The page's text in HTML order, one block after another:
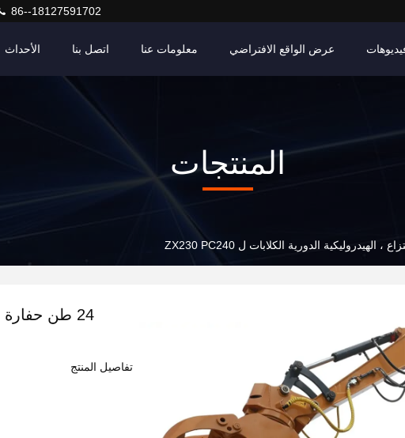
86--18127591702
عرض الواقع الافتراضي معلومات عنا اتصل بنا الأحداث
المنتجات
24 طن
تفاصيل المنتج